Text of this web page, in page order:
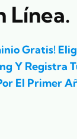
Línea.
Gratis!
Y Registra
El Primer